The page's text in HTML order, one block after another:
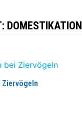
DOMESTIKATION